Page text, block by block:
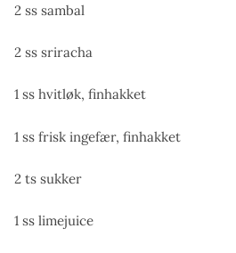
2 ss sambal
2 ss sriracha
1 ss hvitløk, finhakket
1 ss frisk ingefær, finhakket
2 ts sukker
1 ss limejuice